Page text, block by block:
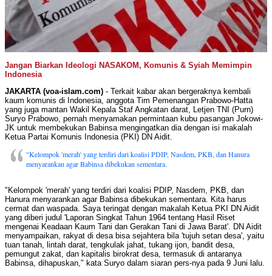
Jangan Biarkan Ideologi NASAKOM, Komunis & Syiah Memimpin
Indonesia
JAKARTA (voa-islam.com) - Terkait kabar akan bergeraknya kembali
kaum komunis di Indonesia, anggota Tim Pemenangan Prabowo-Hatta
yang juga mantan Wakil Kepala Staf Angkatan darat, Letjen TNI (Purn)
Suryo Prabowo, pernah menyamakan permintaan kubu pasangan Jokowi-
JK untuk membekukan Babinsa mengingatkan dia dengan isi makalah
Ketua Partai Komunis Indonesia (PKI) DN Aidit.
"Kelompok 'merah' yang terdiri dari koalisi PDIP, Nasdem, PKB, dan Hanura
menyarankan agar Babinsa dibekukan sementara.
"Kelompok 'merah' yang terdiri dari koalisi PDIP, Nasdem, PKB, dan
Hanura menyarankan agar Babinsa dibekukan sementara. Kita harus
cermat dan waspada. Saya teringat dengan makalah Ketua PKI DN Aidit
yang diberi judul 'Laporan Singkat Tahun 1964 tentang Hasil Riset
mengenai Keadaan Kaum Tani dan Gerakan Tani di Jawa Barat'. DN Aidit
menyampaikan, rakyat di desa bisa sejahtera bila 'tujuh setan desa', yaitu
tuan tanah, lintah darat, tengkulak jahat, tukang ijon, bandit desa,
pemungut zakat, dan kapitalis birokrat desa, termasuk di antaranya
Babinsa, dihapuskan," kata Suryo dalam siaran pers-nya pada 9 Juni lalu.